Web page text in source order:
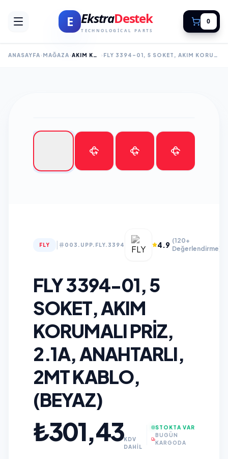
E EkstraDestek
TECHNOLOGICAL PARTS
0
ANASAYFA MAĞAZA AKIM KORUMALI PRİZ FLY 3394-01, 5 SOKET, AKIM KORUMALI PRIZ, 2.1A, ANAHTARLI, 2MT KABLO, (BEYAZ)
FLY 003.UPP.FLY.3394 4.9 (120+
Değerlendirme)
FLY 3394-01, 5
SOKET, AKIM
KORUMALI PRIZ,
2.1A, ANAHTARLI,
2MT KABLO,
(BEYAZ)
₺301,43KDV
DAHİL
STOKTA VAR
BUGÜN
KARGODA